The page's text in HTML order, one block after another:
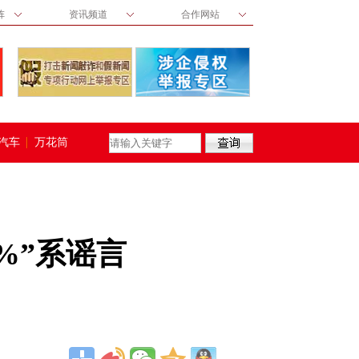
资讯频道 合作网站
车 万花筒
系谣言